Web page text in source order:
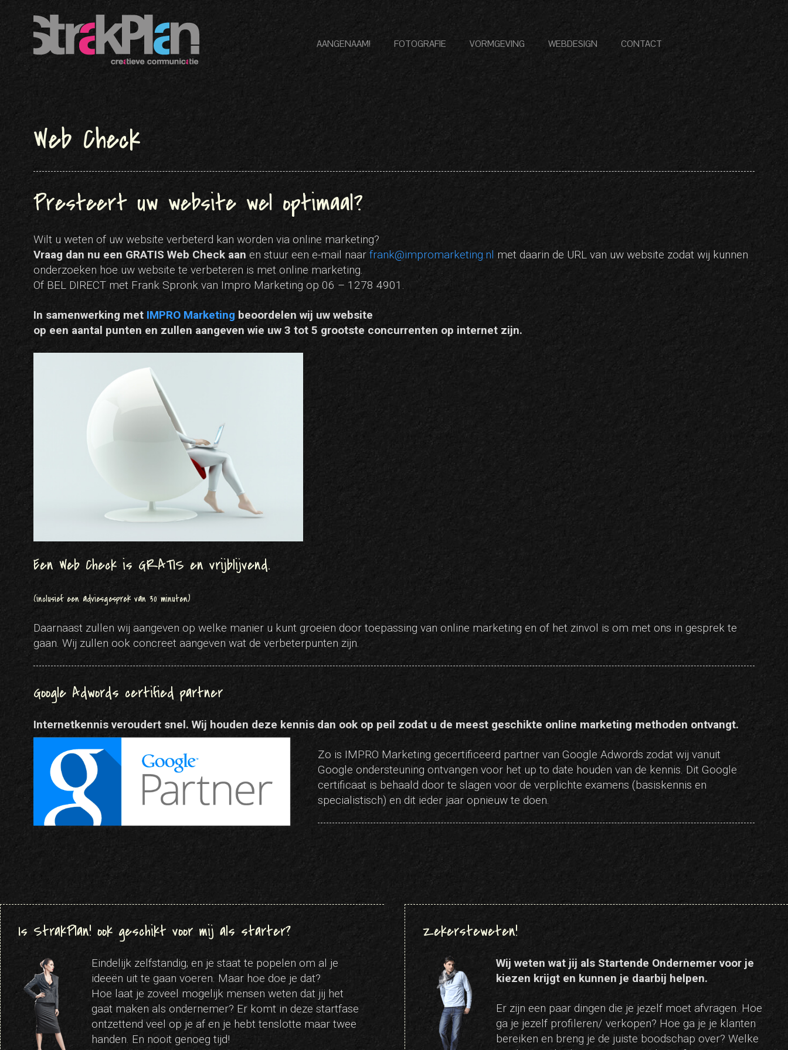
AANGENAAM! FOTOGRAFIE VORMGEVING WEBDESIGN CONTACT
Web Check
Presteert uw website wel optimaal?
Wilt u weten of uw website verbeterd kan worden via online marketing?
Vraag dan nu een GRATIS Web Check aan en stuur een e-mail naar frank@impromarketing.nl met daarin de URL van uw website zodat wij kunnen
onderzoeken hoe uw website te verbeteren is met online marketing.
Of BEL DIRECT met Frank Spronk van Impro Marketing op 06 – 1278 4901.
In samenwerking met IMPRO Marketing beoordelen wij uw website
op een aantal punten en zullen aangeven wie uw 3 tot 5 grootste concurrenten op internet zijn.
Een Web Check is GRATIS en vrijblijvend.
(inclusief een adviesgesprek van 30 minuten)
Daarnaast zullen wij aangeven op welke manier u kunt groeien door toepassing van online marketing en of het zinvol is om met ons in gesprek te
gaan. Wij zullen ook concreet aangeven wat de verbeterpunten zijn.
Google Adwords certified partner
Internetkennis veroudert snel. Wij houden deze kennis dan ook op peil zodat u de meest geschikte online marketing methoden ontvangt.
Zo is IMPRO Marketing gecertificeerd partner van Google Adwords zodat wij vanuit
Google ondersteuning ontvangen voor het up to date houden van de kennis. Dit Google
certificaat is behaald door te slagen voor de verplichte examens (basiskennis en
specialistisch) en dit ieder jaar opnieuw te doen.
Is StrakPlan! ook geschikt voor mij als starter?
Eindelijk zelfstandig; en je staat te popelen om al je
ideeën uit te gaan voeren. Maar hoe doe je dat?
Hoe laat je zoveel mogelijk mensen weten dat jij het
gaat maken als ondernemer? Er komt in deze startfase
ontzettend veel op je af en je hebt tenslotte maar twee
handen. En nooit genoeg tijd!
Zekersteweten!
Wij weten wat jij als Startende Ondernemer voor je
kiezen krijgt en kunnen je daarbij helpen.
Er zijn een paar dingen die je jezelf moet afvragen. Hoe
ga je jezelf profileren/ verkopen? Hoe ga je je klanten
bereiken en breng je de juiste boodschap over? Welke